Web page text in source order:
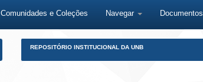
Comunidades e Coleções Navegar Documentos
REPOSITÓRIO INSTITUCIONAL DA UNB